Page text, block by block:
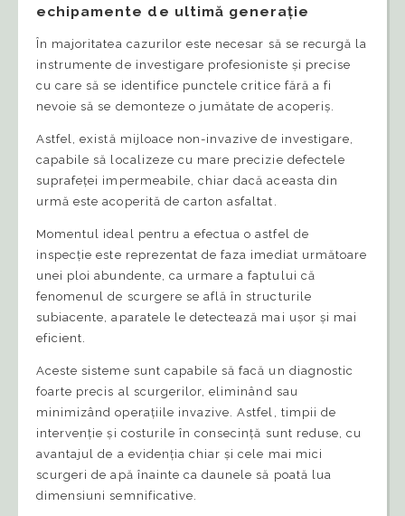
echipamente de ultimă generație
În majoritatea cazurilor este necesar să se recurgă la
instrumente de investigare profesioniste și precise
cu care să se identifice punctele critice fără a fi
nevoie să se demonteze o jumătate de acoperiș.
Astfel, există mijloace non-invazive de investigare,
capabile să localizeze cu mare precizie defectele
suprafeței impermeabile, chiar dacă aceasta din
urmă este acoperită de carton asfaltat.
Momentul ideal pentru a efectua o astfel de
inspecție este reprezentat de faza imediat următoare
unei ploi abundente, ca urmare a faptului că
fenomenul de scurgere se află în structurile
subiacente, aparatele le detectează mai ușor și mai
eficient.
Aceste sisteme sunt capabile să facă un diagnostic
foarte precis al scurgerilor, eliminând sau
minimizând operațiile invazive. Astfel, timpii de
intervenție și costurile în consecință sunt reduse, cu
avantajul de a evidenția chiar și cele mai mici
scurgeri de apă înainte ca daunele să poată lua
dimensiuni semnificative.